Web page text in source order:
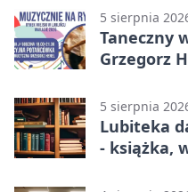
5 sierpnia
Taneczny
Grzegorz
5 sierpnia
Lubiteka
- książka,